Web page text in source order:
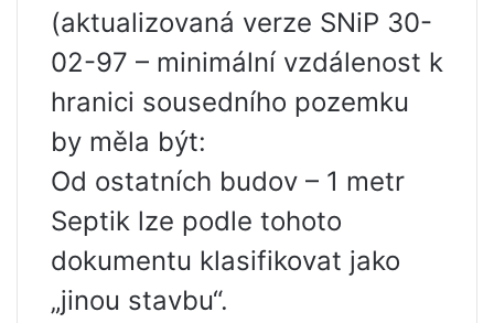
(aktualizovaná verze SNiP 30-
02-97 – minimální vzdálenost k
hranici sousedního pozemku
by měla být:
Od ostatních budov – 1 metr
Septik lze podle tohoto
dokumentu klasifikovat jako
„jinou stavbu“.